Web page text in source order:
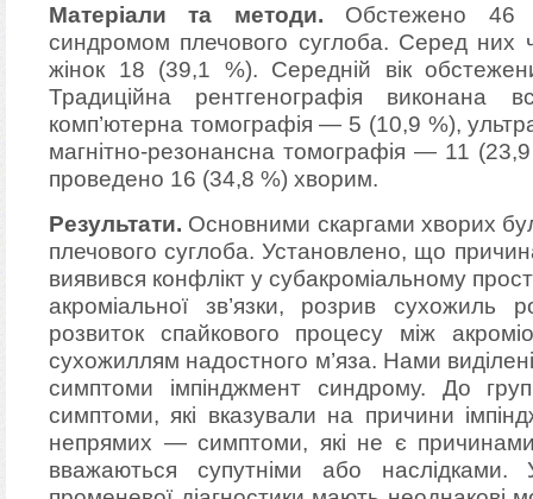
Матеріали та методи. Обстежено 46
синдромом плечового суглоба. Серед них
жінок 18 (39,1 %). Середній вік
Традиційна рентгенографія виконана
комп’ютерна томографія — 5 (10,9 %),
магнітно-резонансна томографія — 11
проведено 16 (34,8 %) хворим.
Результати. Основними скаргами хворих
плечового суглоба. Установлено, що
виявився конфлікт у субакроміальному
акроміальної зв’язки, розрив сухожиль
розвиток спайкового процесу між
сухожиллям надостного м’яза. Нами
симптоми імпінджмент синдрому. До
симптоми, які вказували на причини
непрямих — симптоми, які не є
вважаються супутніми або